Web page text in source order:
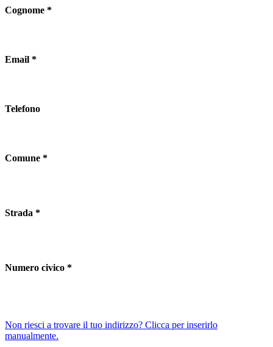
Cognome *
Email *
Telefono
Comune *
Strada *
Numero civico *
Non riesci a trovare il tuo indirizzo? Clicca per inserirlo
manualmente.